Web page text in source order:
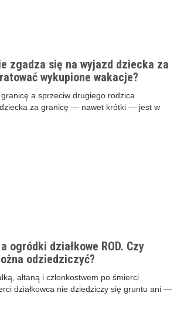
zgadza się na wyjazd dziecka za
wykupione wakacje?
a sprzeciw drugiego rodzica
za granicę — nawet krótki — jest w
ogródki działkowe ROD. Czy
odziedziczyć?
altaną i członkostwem po śmierci
działkowca nie dziedziczy się gruntu ani —